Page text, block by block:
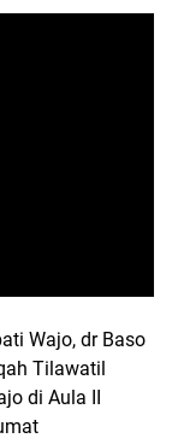
Wajo, dr Baso
Tilawatil
di Aula II